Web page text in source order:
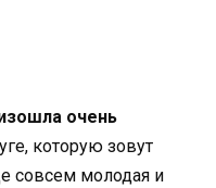
очень
которую зовут
совсем молодая и